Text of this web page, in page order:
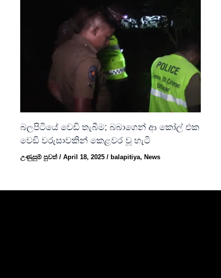
බලපිටියේ වෙඩි තැබීම; බබාගෙන් ආ කෝල් එක
වෙඩි වරුසාවකින් කෙළවර වූ හැටි
උණුසුම් පුවත්/April 18, 2025/ balapitiya, News